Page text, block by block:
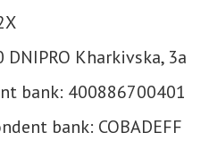
DNIPRO Kharkivska, 3a
bank: 400886700401
bank: COBADEFF